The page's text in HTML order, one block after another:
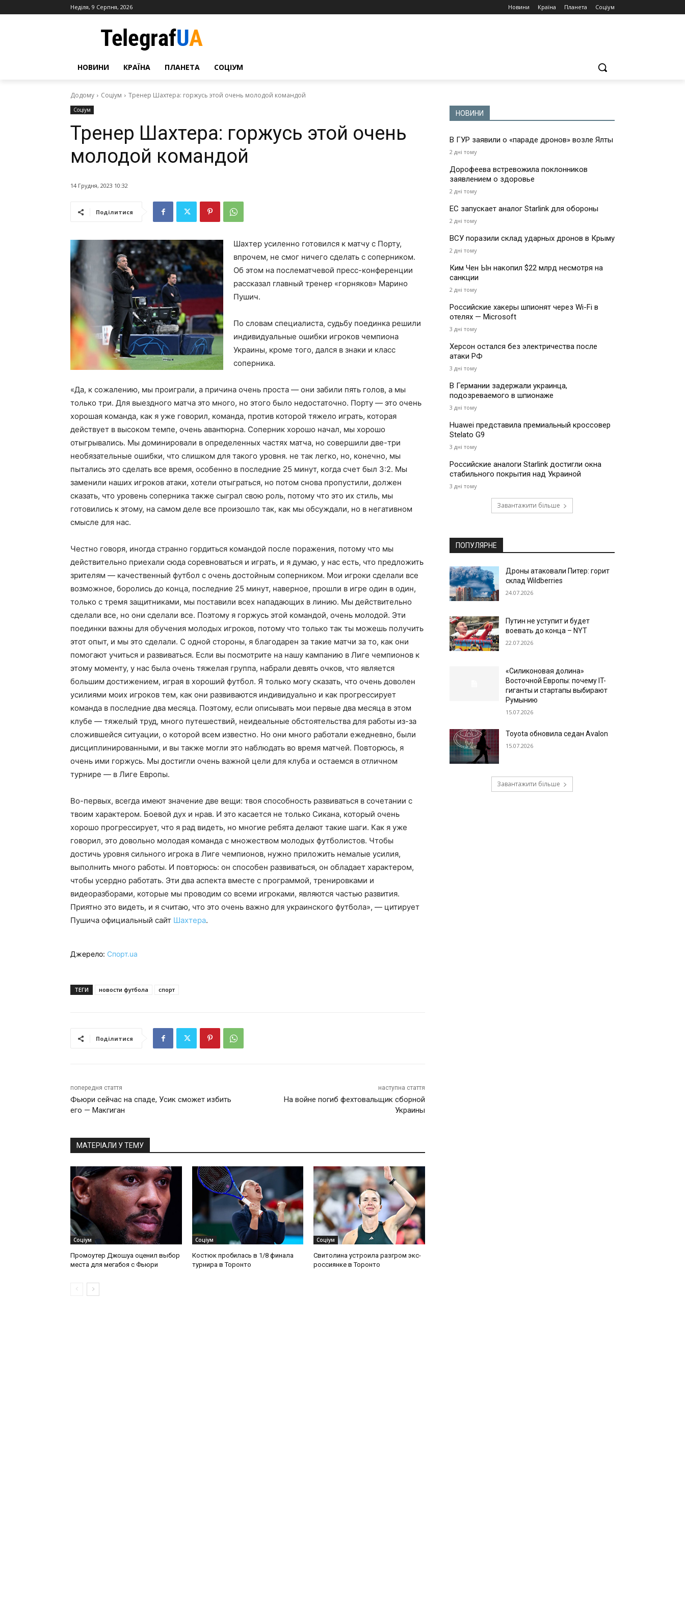
Неділя, 9 Серпня, 2026 Новини Країна Планета Соціум
НОВИНИ КРАЇНА ПЛАНЕТА СОЦІУМ
Додому Соціум Тренер Шахтера: горжусь этой очень молодой командой
Соціум
Тренер Шахтера: горжусь этой очень
молодой командой
14 Грудня, 2023 10:32
Поділитися
Шахтер усиленно готовился к матчу с Порту,
впрочем, не смог ничего сделать с соперником.
Об этом на послематчевой пресс-конференции
рассказал главный тренер «горняков» Марино
Пушич.
По словам специалиста, судьбу поединка решили
индивидуальные ошибки игроков чемпиона
Украины, кроме того, дался в знаки и класс
соперника.
«Да, к сожалению, мы проиграли, а причина очень проста — они забили пять голов, а мы
только три. Для выездного матча это много, но этого было недостаточно. Порту — это очень
хорошая команда, как я уже говорил, команда, против которой тяжело играть, которая
действует в высоком темпе, очень авантюрна. Соперник хорошо начал, мы хорошо
отыгрывались. Мы доминировали в определенных частях матча, но совершили две-три
необязательные ошибки, что слишком для такого уровня. не так легко, но, конечно, мы
пытались это сделать все время, особенно в последние 25 минут, когда счет был 3:2. Мы
заменили наших игроков атаки, хотели отыграться, но потом снова пропустили, должен
сказать, что уровень соперника также сыграл свою роль, потому что это их стиль, мы
готовились к этому, на самом деле все произошло так, как мы обсуждали, но в негативном
смысле для нас.
Честно говоря, иногда странно гордиться командой после поражения, потому что мы
действительно приехали сюда соревноваться и играть, и я думаю, у нас есть, что предложить
зрителям — качественный футбол с очень достойным соперником. Мои игроки сделали все
возможное, боролись до конца, последние 25 минут, наверное, прошли в игре один в один,
только с тремя защитниками, мы поставили всех нападающих в линию. Мы действительно
сделали все, но они сделали все. Поэтому я горжусь этой командой, очень молодой. Эти
поединки важны для обучения молодых игроков, потому что только так ты можешь получить
этот опыт, и мы это сделали. С одной стороны, я благодарен за такие матчи за то, как они
помогают учиться и развиваться. Если вы посмотрите на нашу кампанию в Лиге чемпионов к
этому моменту, у нас была очень тяжелая группа, набрали девять очков, что является
большим достижением, играя в хороший футбол. Я только могу сказать, что очень доволен
усилиями моих игроков тем, как они развиваются индивидуально и как прогрессирует
команда в последние два месяца. Поэтому, если описывать мои первые два месяца в этом
клубе — тяжелый труд, много путешествий, неидеальные обстоятельства для работы из-за
сложившейся ситуации, о которой всем известно. Но они много работали ежедневно, были
дисциплинированными, и вы также могли это наблюдать во время матчей. Повторюсь, я
очень ими горжусь. Мы достигли очень важной цели для клуба и остаемся в отличном
турнире — в Лиге Европы.
Во-первых, всегда имеют значение две вещи: твоя способность развиваться в сочетании с
твоим характером. Боевой дух и нрав. И это касается не только Сикана, который очень
хорошо прогрессирует, что я рад видеть, но многие ребята делают такие шаги. Как я уже
говорил, это довольно молодая команда с множеством молодых футболистов. Чтобы
достичь уровня сильного игрока в Лиге чемпионов, нужно приложить немалые усилия,
выполнить много работы. И повторюсь: он способен развиваться, он обладает характером,
чтобы усердно работать. Эти два аспекта вместе с программой, тренировками и
видеоразборами, которые мы проводим со всеми игроками, являются частью развития.
Приятно это видеть, и я считаю, что это очень важно для украинского футбола», — цитирует
Пушича официальный сайт Шахтера.
Джерело: Спорт.ua
ТЕГИ новости футбола спорт
Поділитися
попередня стаття
Фьюри сейчас на спаде, Усик сможет избить
его — Макгиган
наступна стаття
На войне погиб фехтовальщик сборной
Украины
МАТЕРІАЛИ У ТЕМУ
Соціум
Промоутер Джошуа оценил выбор
места для мегабоя с Фьюри
Соціум
Костюк пробилась в 1/8 финала
турнира в Торонто
Соціум
Свитолина устроила разгром экс-
россиянке в Торонто
НОВИНИ
В ГУР заявили о «параде дронов» возле Ялты
2 дні тому
Дорофеева встревожила поклонников
заявлением о здоровье
2 дні тому
ЕС запускает аналог Starlink для обороны
2 дні тому
ВСУ поразили склад ударных дронов в Крыму
2 дні тому
Ким Чен Ын накопил $22 млрд несмотря на
санкции
2 дні тому
Российские хакеры шпионят через Wi-Fi в
отелях — Microsoft
3 дні тому
Херсон остался без электричества после
атаки РФ
3 дні тому
В Германии задержали украинца,
подозреваемого в шпионаже
3 дні тому
Huawei представила премиальный кроссовер
Stelato G9
3 дні тому
Российские аналоги Starlink достигли окна
стабильного покрытия над Украиной
3 дні тому
Завантажити більше
ПОПУЛЯРНЕ
Дроны атаковали Питер: горит
склад Wildberries
24.07.2026
Путин не уступит и будет
воевать до конца – NYT
22.07.2026
«Силиконовая долина»
Восточной Европы: почему IT-
гиганты и стартапы выбирают
Румынию
15.07.2026
Toyota обновила седан Avalon
15.07.2026
Завантажити більше